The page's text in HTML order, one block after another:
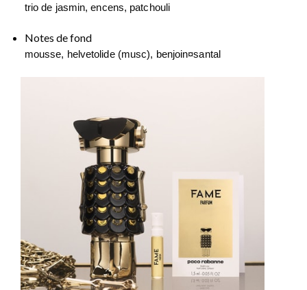
trio de jasmin, encens, patchouli
Notes de fond
mousse, helvetolide (musc), benjoin¤santal